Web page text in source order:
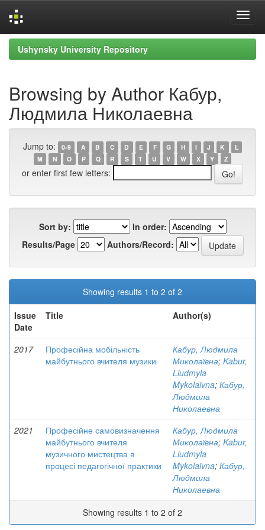
Skip
navigation
Ushynsky University Repository
Browsing by Author Кабур,
Людмила Николаевна
Jump to: 0-9 A B C D E F G H I J K
L
M
N O P Q R S T U V W X Y Z
or enter first few letters:
Sort by:
In order:
Results/Page
Authors/Record:
Showing results 1 to 2 of 2
Issue
Date
Title Author(s)
2017
Професійна мобільність
майбутнього вчителя музики
Кабур, Людмила
Миколаївна; Kabur,
Liudmyla
Mykolaivna; Кабур,
Людмила
Николаевна
2021
Професійне самовизначення
майбутнього вчителя
музичного мистецтва в
процесі педагогічної практики
Кабур, Людмила
Миколаївна; Kabur,
Liudmyla
Mykolaivna; Кабур,
Людмила
Николаевна
Showing results 1 to 2 of 2